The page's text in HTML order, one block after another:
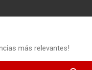
más relevantes!